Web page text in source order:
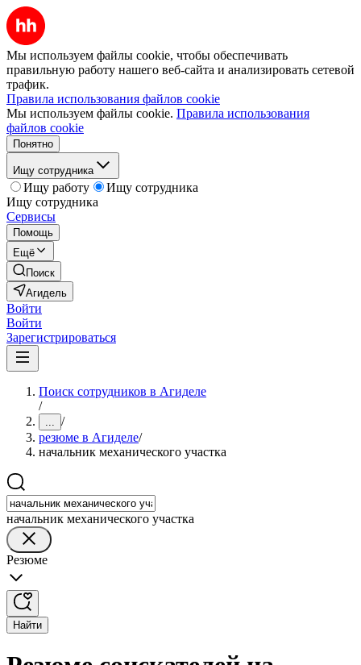
Мы используем файлы cookie, чтобы обеспечивать
правильную работу нашего веб-сайта и анализировать сетевой
трафик.
Правила использования файлов cookie
Мы используем файлы cookie. Правила использования
файлов cookie
Понятно
Ищу сотрудника
Ищу работу
Ищу сотрудника
Ищу сотрудника
Сервисы
Помощь
Ещё
Поиск
Агидель
Войти
Войти
Зарегистрироваться
Поиск сотрудников в Агиделе
/
... /
резюме в Агиделе/
начальник механического участка
начальник механического участка
Резюме
Найти